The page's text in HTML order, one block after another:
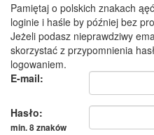
Pamiętaj o polskich znakach
loginie i haśle by później bez
Jeżeli podasz nieprawdziwy
skorzystać z przypomnienia
logowaniem.
E-mail:
Hasło:
min. 8 znaków